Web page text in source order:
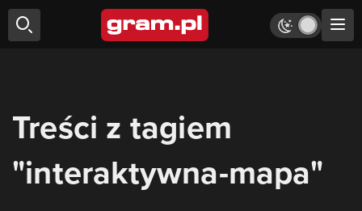
Treści z tagiem
"interaktywna-mapa"